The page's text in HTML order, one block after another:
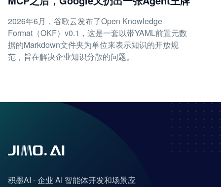
2026年6月，谷歌云发布了Open Knowledge
Format（OKF）v0.1，这是一套以带YAML前置元数
据的Markdown文件夹为单位来表示知识的开放规
范，旨在解决企业知识分散的问题。
积墨AI - 企业 AI 智能体开发和场景应